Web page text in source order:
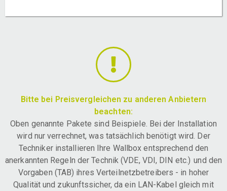
Bitte bei Preisvergleichen zu anderen Anbietern
beachten:
Oben genannte Pakete sind Beispiele. Bei der Installation
wird nur verrechnet, was tatsächlich benötigt wird. Der
Techniker installieren Ihre Wallbox entsprechend den
anerkannten Regeln der Technik (VDE, VDI, DIN etc.) und den
Vorgaben (TAB) ihres Verteilnetzbetreibers - in hoher
Qualität und zukunftssicher, da ein LAN-Kabel gleich mit